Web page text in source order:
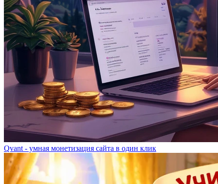
Qvant - умная монетизация сайта в один клик